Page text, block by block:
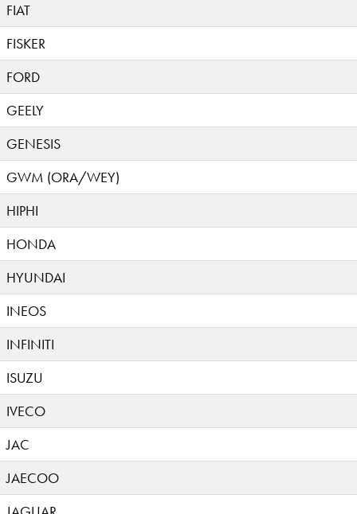
FIAT
FISKER
FORD
GEELY
GENESIS
GWM (ORA/WEY)
HIPHI
HONDA
HYUNDAI
INEOS
INFINITI
ISUZU
IVECO
JAC
JAECOO